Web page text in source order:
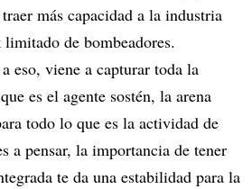
más capacidad a la industria
de bombeadores.
eso, viene a capturar toda la
es el agente sostén, la arena
todo lo que es la actividad de
a pensar, la importancia de tener
te da una estabilidad para la